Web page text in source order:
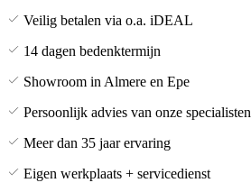
Veilig betalen via o.a. iDEAL
14 dagen bedenktermijn
Showroom in Almere en Epe
Persoonlijk advies van onze specialisten
Meer dan 35 jaar ervaring
Eigen werkplaats + servicedienst